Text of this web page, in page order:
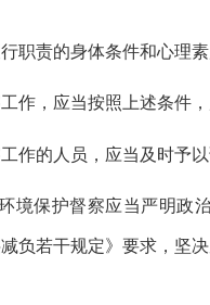
责的身体条件和心理
，应当按照上述条件，
的人员，应当及时予以
境保护督察应当严明政
减负若干规定》要求，坚